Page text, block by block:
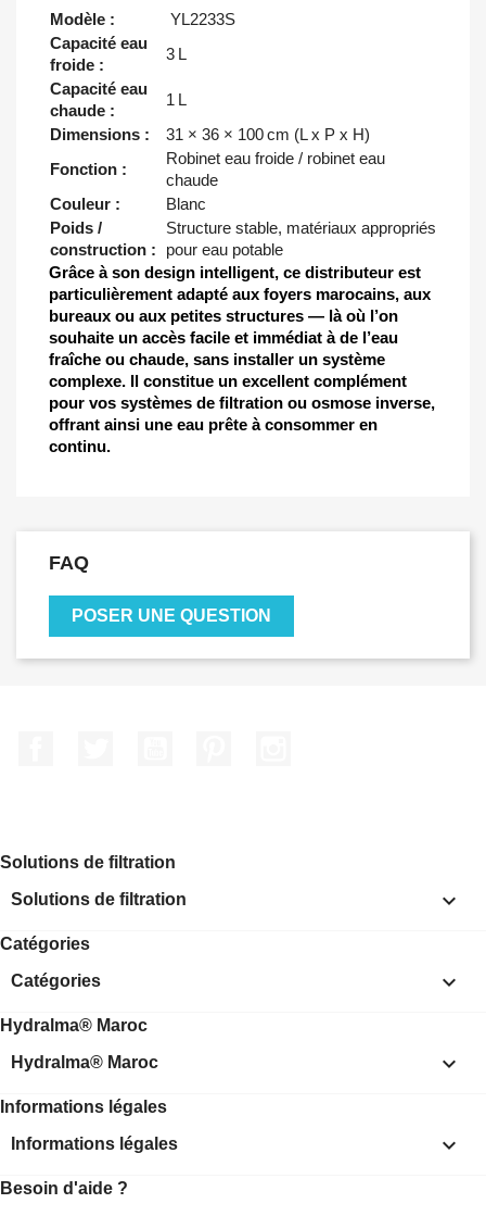
Modèle :
YL2233S
Capacité eau
froide :
3 L
Capacité eau
chaude :
1 L
Dimensions :
31 × 36 × 100 cm (L x P x H)
Fonction :
Robinet eau froide / robinet eau
chaude
Couleur :
Blanc
Poids /
construction :
Structure stable, matériaux appropriés
pour eau potable
Grâce à son design intelligent, ce distributeur est
particulièrement adapté aux foyers marocains, aux
bureaux ou aux petites structures — là où l’on
souhaite un accès facile et immédiat à de l’eau
fraîche ou chaude, sans installer un système
complexe. Il constitue un excellent complément
pour vos systèmes de filtration ou osmose inverse,
offrant ainsi une eau prête à consommer en
continu.
FAQ
POSER UNE QUESTION
Solutions de filtration
Solutions de filtration

Catégories
Catégories

Hydralma® Maroc
Hydralma® Maroc

Informations légales
Informations légales

Besoin d'aide ?